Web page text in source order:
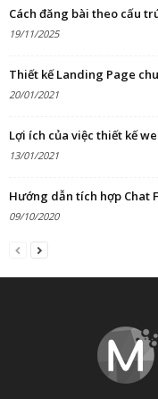
Cách đăng bài theo cấu
19/11/2025
Thiết kế Landing Page
20/01/2021
Lợi ích của việc thiết kế
13/01/2021
Hướng dẫn tích hợp Chat
09/10/2020